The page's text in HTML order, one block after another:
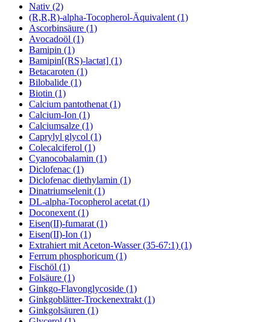
Nativ (2)
(R,R,R)-alpha-Tocopherol-Äquivalent (1)
Ascorbinsäure (1)
Avocadoöl (1)
Bamipin (1)
Bamipin[(RS)-lactat] (1)
Betacaroten (1)
Bilobalide (1)
Biotin (1)
Calcium pantothenat (1)
Calcium-Ion (1)
Calciumsalze (1)
Caprylyl glycol (1)
Colecalciferol (1)
Cyanocobalamin (1)
Diclofenac (1)
Diclofenac diethylamin (1)
Dinatriumselenit (1)
DL-alpha-Tocopherol acetat (1)
Doconexent (1)
Eisen(II)-fumarat (1)
Eisen(II)-Ion (1)
Extrahiert mit Aceton-Wasser (35-67:1) (1)
Ferrum phosphoricum (1)
Fischöl (1)
Folsäure (1)
Ginkgo-Flavonglycoside (1)
Ginkgoblätter-Trockenextrakt (1)
Ginkgolsäuren (1)